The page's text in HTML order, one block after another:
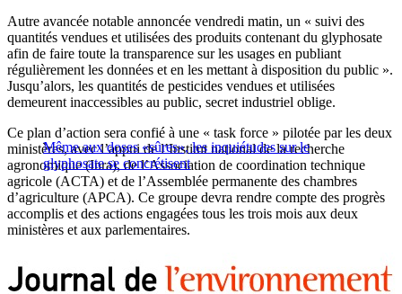
Autre avancée notable annoncée vendredi matin, un « suivi des
quantités vendues et utilisées des produits contenant du glyphosate
afin de faire toute la transparence sur les usages en publiant
régulièrement les données et en les mettant à disposition du public ».
Jusqu’alors, les quantités de pesticides vendues et utilisées
demeurent inaccessibles au public, secret industriel oblige.
Même aux doses «sûres», les inquiétudes sur le
glyphosate se concrétisent
Ce plan d’action sera confié à une « task force » pilotée par les deux
ministères, avec l’appui de l’Institut national de la recherche
agronomique (Inra), de l’Association de coordination technique
agricole (ACTA) et de l’Assemblée permanente des chambres
d’agriculture (APCA). Ce groupe devra rendre compte des progrès
accomplis et des actions engagées tous les trois mois aux deux
ministères et aux parlementaires.